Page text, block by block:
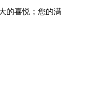
的喜悦；您的满